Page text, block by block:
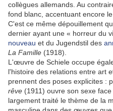
collègues allemands. Au
fond blanc, accentuant encore
C'est ce même dépouillement
dernier ayant une « horreur du
nouveau et du Jugendstil des
La Famille (1918).
L'œuvre de Schiele occupe
l'histoire des relations entre art
prennent des poses explicites :
rêve (1911) ouvre son sexe
largement traité le thème de la